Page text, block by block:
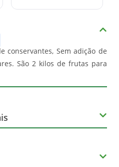
conservantes, Sem adição de
São 2 kilos de frutas para